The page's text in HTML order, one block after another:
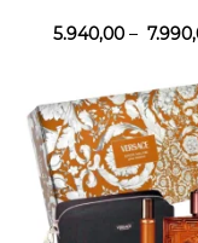
5.940,00 –